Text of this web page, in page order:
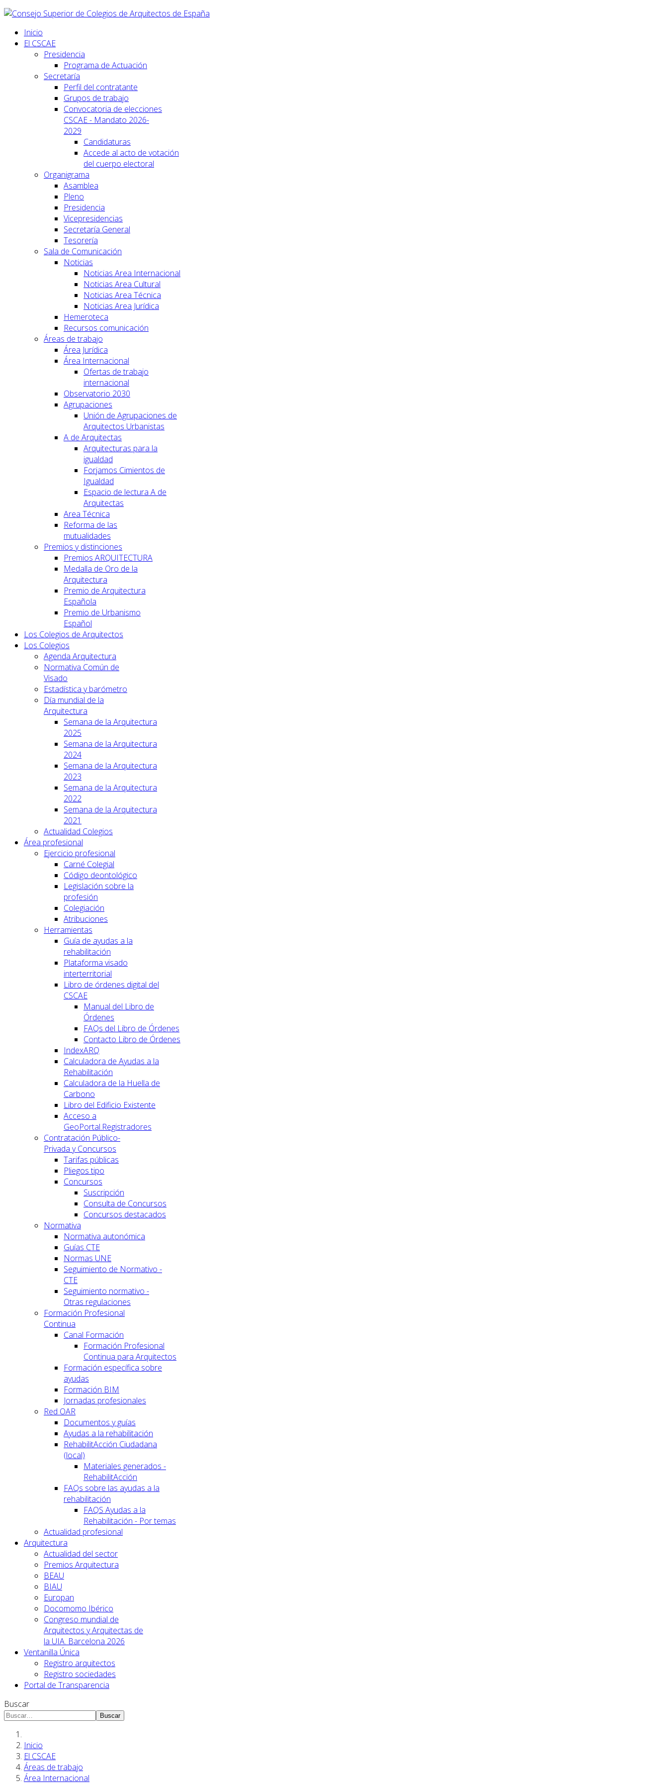
Inicio
El CSCAE
Presidencia
Programa de Actuación
Secretaría
Perfil del contratante
Grupos de trabajo
Convocatoria de elecciones
CSCAE - Mandato 2026-
2029
Candidaturas
Accede al acto de votación
del cuerpo electoral
Organigrama
Asamblea
Pleno
Presidencia
Vicepresidencias
Secretaría General
Tesorería
Sala de Comunicación
Noticias
Noticias Area Internacional
Noticias Area Cultural
Noticias Area Técnica
Noticias Area Jurídica
Hemeroteca
Recursos comunicación
Áreas de trabajo
Área Jurídica
Área Internacional
Ofertas de trabajo
internacional
Observatorio 2030
Agrupaciones
Unión de Agrupaciones de
Arquitectos Urbanistas
A de Arquitectas
Arquitecturas para la
igualdad
Forjamos Cimientos de
Igualdad
Espacio de lectura A de
Arquitectas
Area Técnica
Reforma de las
mutualidades
Premios y distinciones
Premios ARQUITECTURA
Medalla de Oro de la
Arquitectura
Premio de Arquitectura
Española
Premio de Urbanismo
Español
Los Colegios de Arquitectos
Los Colegios
Agenda Arquitectura
Normativa Común de
Visado
Estadística y barómetro
Día mundial de la
Arquitectura
Semana de la Arquitectura
2025
Semana de la Arquitectura
2024
Semana de la Arquitectura
2023
Semana de la Arquitectura
2022
Semana de la Arquitectura
2021
Actualidad Colegios
Área profesional
Ejercicio profesional
Carné Colegial
Código deontológico
Legislación sobre la
profesión
Colegiación
Atribuciones
Herramientas
Guía de ayudas a la
rehabilitación
Plataforma visado
interterritorial
Libro de órdenes digital del
CSCAE
Manual del Libro de
Órdenes
FAQs del Libro de Órdenes
Contacto Libro de Órdenes
IndexARQ
Calculadora de Ayudas a la
Rehabilitación
Calculadora de la Huella de
Carbono
Libro del Edificio Existente
Acceso a
GeoPortal.Registradores
Contratación Público-
Privada y Concursos
Tarifas públicas
Pliegos tipo
Concursos
Suscripción
Consulta de Concursos
Concursos destacados
Normativa
Normativa autonómica
Guías CTE
Normas UNE
Seguimiento de Normativo -
CTE
Seguimiento normativo -
Otras regulaciones
Formación Profesional
Continua
Canal Formación
Formación Profesional
Continua para Arquitectos
Formación específica sobre
ayudas
Formación BIM
Jornadas profesionales
Red OAR
Documentos y guías
Ayudas a la rehabilitación
RehabilitAcción Ciudadana
(local)
Materiales generados -
RehabilitAcción
FAQs sobre las ayudas a la
rehabilitación
FAQS Ayudas a la
Rehabilitación - Por temas
Actualidad profesional
Arquitectura
Actualidad del sector
Premios Arquitectura
BEAU
BIAU
Europan
Docomomo Ibérico
Congreso mundial de
Arquitectos y Arquitectas de
la UIA. Barcelona 2026
Ventanilla Única
Registro arquitectos
Registro sociedades
Portal de Transparencia
Buscar
Buscar
Inicio
El CSCAE
Áreas de trabajo
Área Internacional